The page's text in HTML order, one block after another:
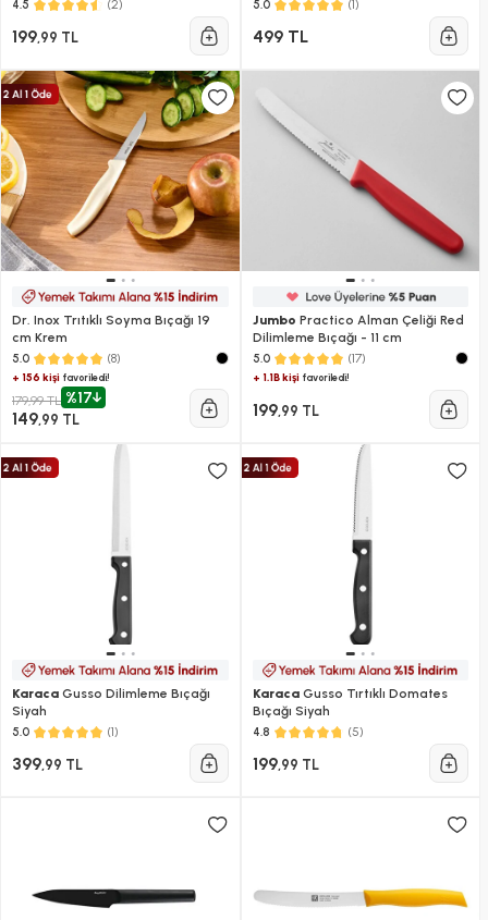
4.5 (2)
199,99 TL
5.0 (1)
499 TL
Dr. Inox Trıtıklı Soyma Bıçağı 19
cm Krem
5.0 (8)
+ 156 kişi favoriledi!
179,99 TL %17
149,99 TL
Jumbo Practico Alman Çeliği Red
Dilimleme Bıçağı - 11 cm
5.0 (17)
+ 1.1B kişifavoriledi!
199,99 TL
Karaca Gusso Dilimleme Bıçağı
Siyah
5.0 (1)
399,99 TL
KaracaGusso Tırtıklı Domates
Bıçağı Siyah
4.8 (5)
199,99 TL